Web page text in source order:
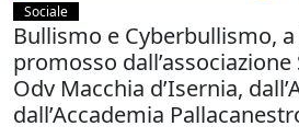
Sociale
Bullismo e Cyberbullismo, a
promosso
Odv Macchia d’Isernia,
dall’Accademia